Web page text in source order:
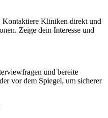
Kontaktiere Kliniken direkt und
Zeige dein Interesse und
und bereite
vor dem Spiegel, um sicherer